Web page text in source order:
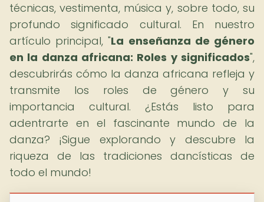
técnicas, vestimenta, música y, sobre todo, su
profundo significado cultural. En nuestro
artículo principal, "La enseñanza de género
en la danza africana: Roles y significados",
descubrirás cómo la danza africana refleja y
transmite los roles de género y su
importancia cultural. ¿Estás listo para
adentrarte en el fascinante mundo de la
danza? ¡Sigue explorando y descubre la
riqueza de las tradiciones dancísticas de
todo el mundo!